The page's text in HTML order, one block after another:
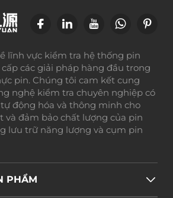
lĩnh vực kiểm tra hệ thống pin
các giải pháp hàng đầu trong
pin. Chúng tôi cam kết cung
nghệ kiểm tra chuyên nghiệp có
động hóa và thông minh cho
và đảm bảo chất lượng của pin
lưu trữ năng lượng và cụm pin
PHẨM